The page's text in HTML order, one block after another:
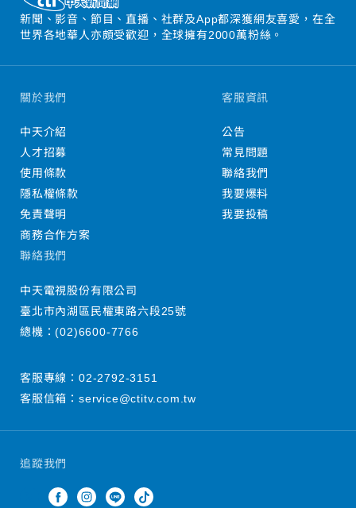
新聞、影音、節目、直播、社群及App都深獲網友喜愛，在全
世界各地華人亦頗受歡迎，全球擁有2000萬粉絲。
追蹤我們
關於我們
中天介紹
人才招募
使用條款
隱私權條款
免責聲明
商務合作方案
客服資訊
公告
常見問題
聯絡我們
我要爆料
我要投稿
聯絡我們
中天電視股份有限公司
臺北市內湖區民權東路六段25號
總機：(02)6600-7766
客服專線： 02-2792-3151
客服信箱： service@ctitv.com.tw